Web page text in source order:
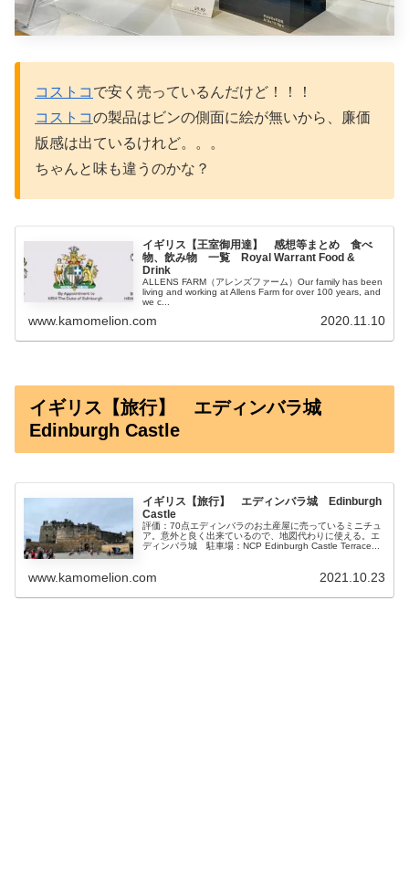
コストコ で安く売っているんだけど！！！
コストコの製品はビンの側面に絵が無いから、廉価
版感は出ているけれど。。。
ちゃんと味も違うのかな？
イギリス【王室御用達】 感想等まとめ 食べ
物、飲み物 一覧 Royal Warrant Food &
Drink
ALLENS FARM（アレンズファーム）Our family has been
living and working at Allens Farm for over 100 years, and
we c...
www.kamomelion.com 2020.11.10
イギリス【旅行】 エディンバラ城
Edinburgh Castle
イギリス【旅行】 エディンバラ城 Edinburgh
Castle
評価：70点エディンバラのお土産屋に売っているミニチュ
ア。意外と良く出来ているので、地図代わりに使える。エ
ディンバラ城 駐車場：NCP Edinburgh Castle Terrace...
www.kamomelion.com 2021.10.23